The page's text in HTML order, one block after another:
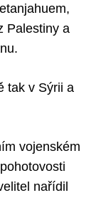
Palestiny a
tak v Sýrii a
vojenském
nařídil